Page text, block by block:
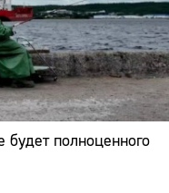
полноценного